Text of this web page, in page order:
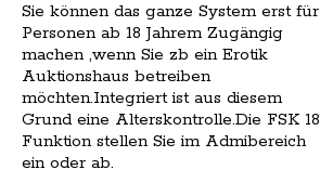
Sie können das ganze System erst für
Personen ab 18 Jahrem Zugängig
machen ,wenn Sie zb ein Erotik
Auktionshaus betreiben
möchten.Integriert ist aus diesem
Grund eine Alterskontrolle.Die FSK 18
Funktion stellen Sie im Admibereich
ein oder ab.